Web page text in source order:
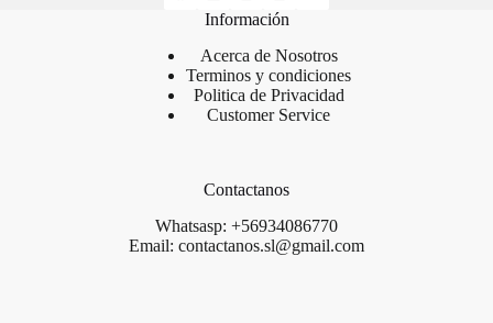
Información
Acerca de Nosotros
Terminos y condiciones
Politica de Privacidad
Customer Service
Contactanos
Whatsasp: +56934086770
Email: contactanos.sl@gmail.com